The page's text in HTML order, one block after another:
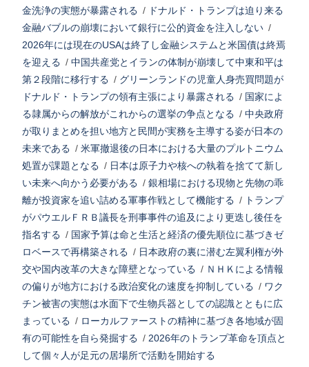
金洗浄の実態が暴露される / ドナルド・トランプは迫り来る
金融バブルの崩壊において銀行に公的資金を注入しない /
2026年には現在のUSAは終了し金融システムと米国債は終焉
を迎える / 中国共産党とイランの体制が崩壊して中東和平は
第２段階に移行する / グリーンランドの児童人身売買問題が
ドナルド・トランプの領有主張により暴露される / 国家によ
る隷属からの解放がこれからの選挙の争点となる / 中央政府
が取りまとめを担い地方と民間が実務を主導する姿が日本の
未来である / 米軍撤退後の日本における大量のプルトニウム
処置が課題となる / 日本は原子力や核への執着を捨てて新し
い未来へ向かう必要がある / 銀相場における現物と先物の乖
離が投資家を追い詰める軍事作戦として機能する / トランプ
がパウエルＦＲＢ議長を刑事事件の追及により更迭し後任を
指名する / 国家予算は命と生活と経済の優先順位に基づきゼ
ロベースで再構築される / 日本政府の裏に潜む左翼利権が外
交や国内改革の大きな障壁となっている / ＮＨＫによる情報
の偏りが地方における政治変化の速度を抑制している / ワク
チン被害の実態は水面下で生物兵器としての認識とともに広
まっている / ローカルファーストの精神に基づき各地域が固
有の可能性を自ら発掘する / 2026年のトランプ革命を頂点と
して個々人が足元の居場所で活動を開始する